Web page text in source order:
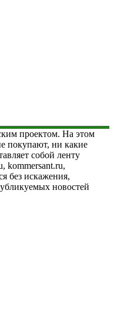
проектом. На этом
покупают, ни какие
собой ленту
kommersant.ru,
без искажения,
новостей